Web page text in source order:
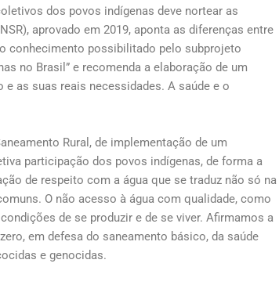
dos povos indígenas deve nortear as
aprovado em 2019, aponta as diferenças entre
conhecimento possibilitado pelo subprojeto
no Brasil” e recomenda a elaboração de um
as suas reais necessidades. A saúde e o
Rural, de implementação de um
participação dos povos indígenas, de forma a
de respeito com a água que se traduz não só na
O não acesso à água com qualidade, como
de se produzir e de se viver. Afirmamos a
em defesa do saneamento básico, da saúde
e genocidas.